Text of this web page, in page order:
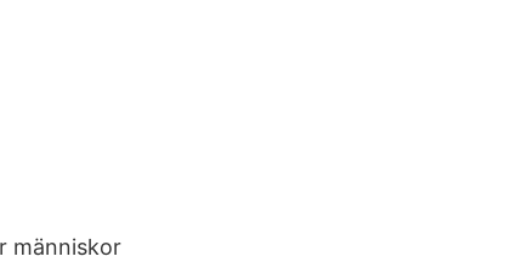
människor